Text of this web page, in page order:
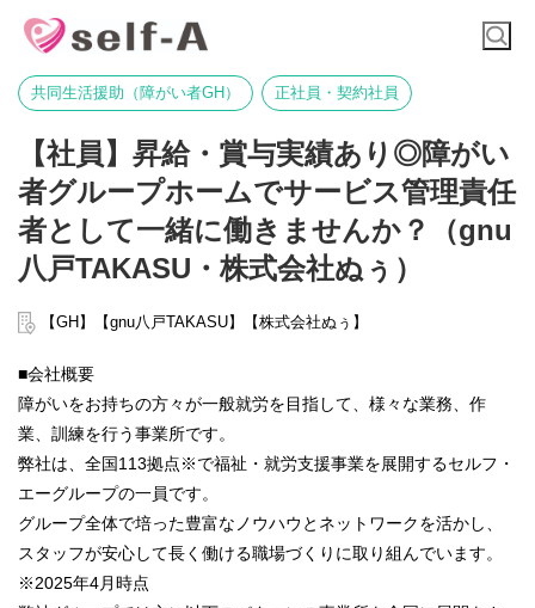
共同生活援助（障がい者GH） 正社員・契約社員
【社員】昇給・賞与実績あり◎障がい
者グループホームでサービス管理責任
者として一緒に働きませんか？（gnu
八戸TAKASU・株式会社ぬぅ）
【GH】【gnu八戸TAKASU】【株式会社ぬぅ】
■会社概要
障がいをお持ちの方々が一般就労を目指して、様々な業務、作
業、訓練を行う事業所です。
弊社は、全国113拠点※で福祉・就労支援事業を展開するセルフ・
エーグループの一員です。
グループ全体で培った豊富なノウハウとネットワークを活かし、
スタッフが安心して長く働ける職場づくりに取り組んでいます。
※2025年4月時点